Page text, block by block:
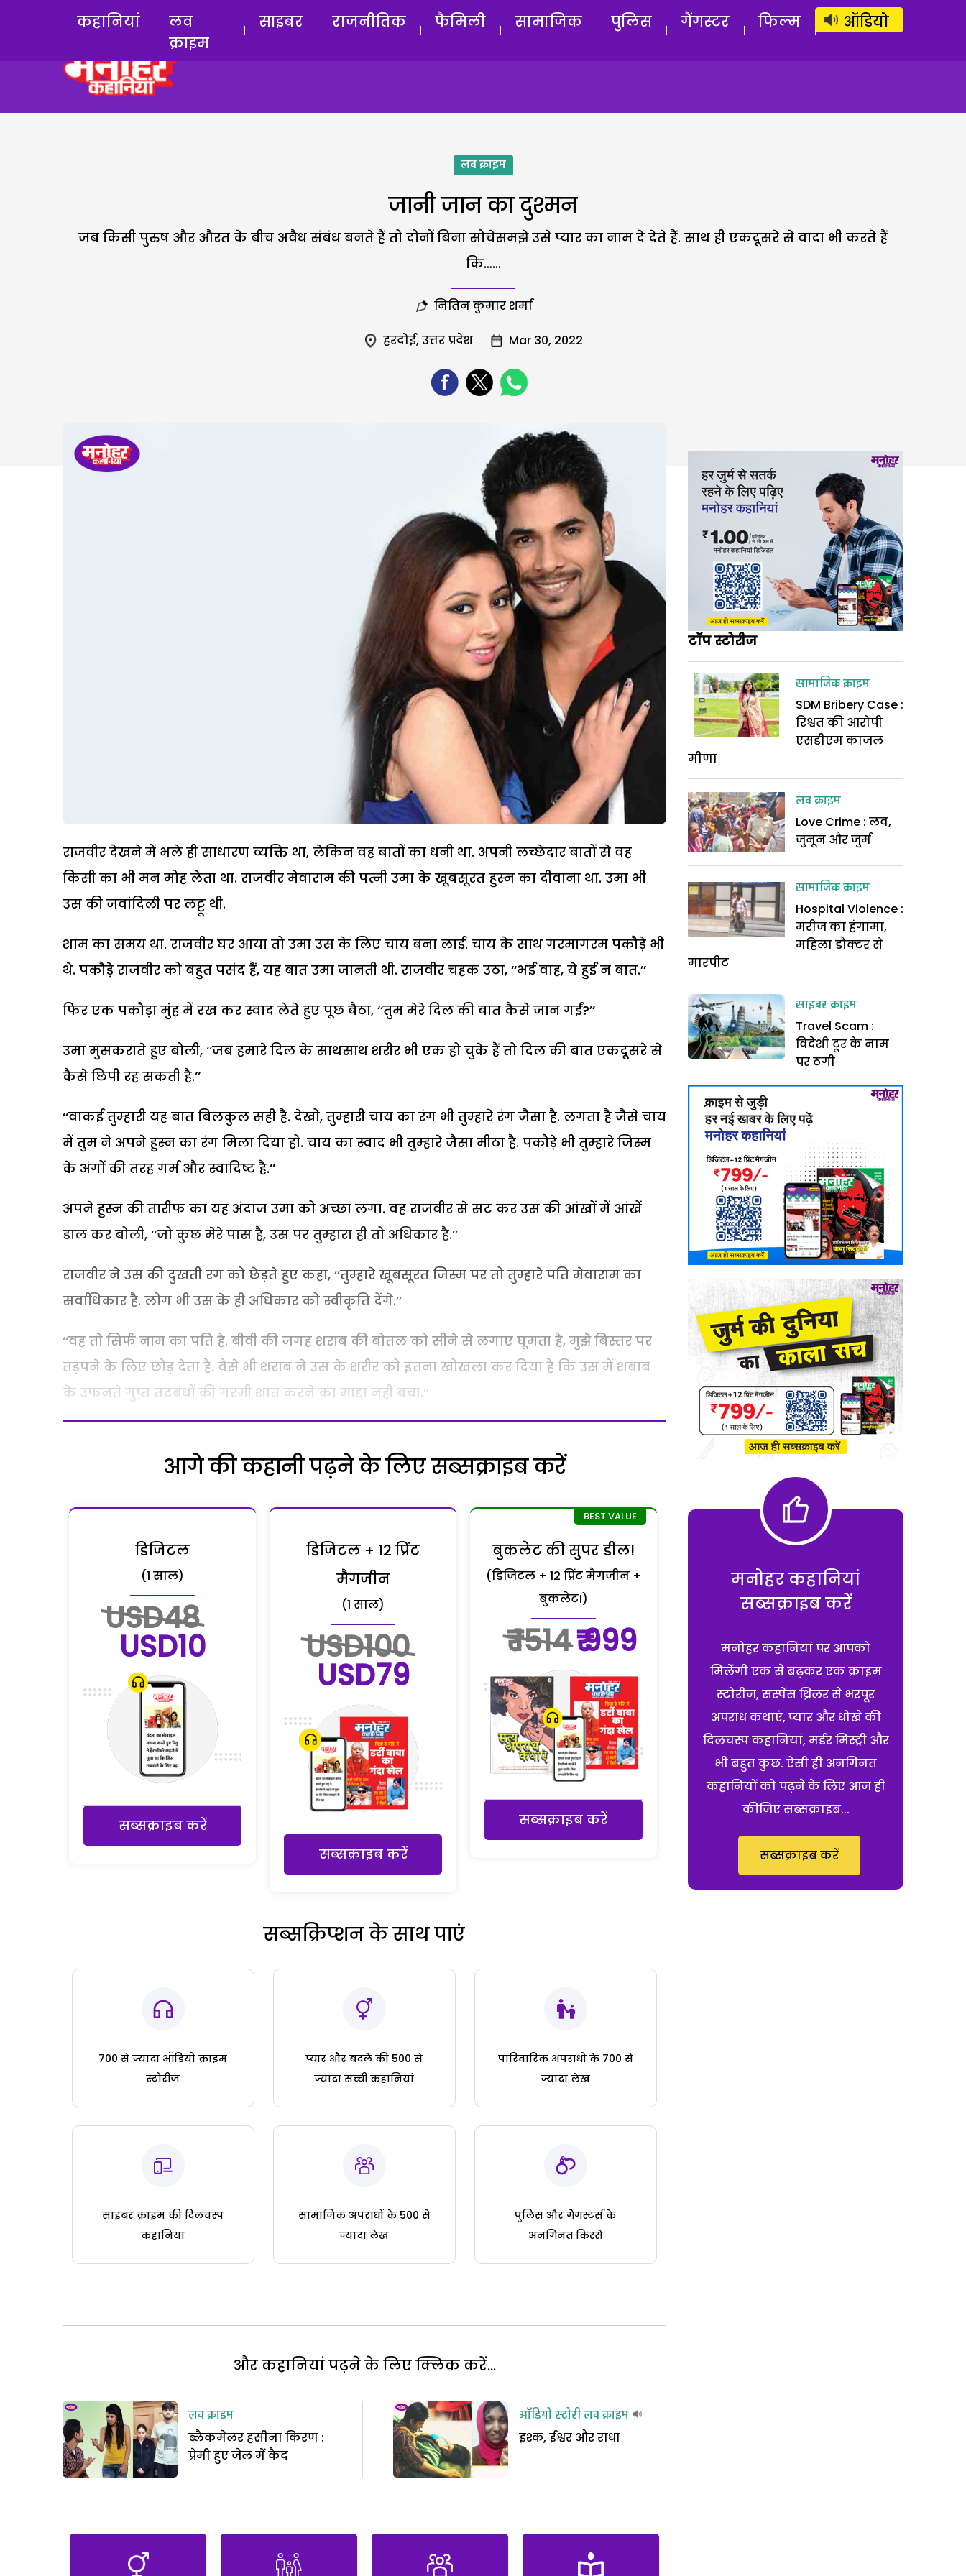
लॉग इन सब्सक्राइब करें
कहानियां
लव
क्राइम
साइबर राजनीतिक फैमिली सामाजिक पुलिस गैंगस्टर फिल्म ऑडियो
लव क्राइम
जानी जान का दुश्मन
जब किसी पुरुष और औरत के बीच अवैध संबंध बनते हैं तो दोनों बिना सोचेसमझे उसे प्यार का नाम दे देते हैं. साथ ही एकदूसरे से वादा भी करते हैं
कि……
नितिन कुमार शर्मा
हरदोई, उत्तर प्रदेश Mar 30, 2022
राजवीर देखने में भले ही साधारण व्यक्ति था, लेकिन वह बातों का धनी था. अपनी लच्छेदार बातों से वह
किसी का भी मन मोह लेता था. राजवीर मेवाराम की पत्नी उमा के खूबसूरत हुस्न का दीवाना था. उमा भी
उस की जवांदिली पर लट्टू थी.
शाम का समय था. राजवीर घर आया तो उमा उस के लिए चाय बना लाई. चाय के साथ गरमागरम पकौड़े भी
थे. पकौड़े राजवीर को बहुत पसंद हैं, यह बात उमा जानती थी. राजवीर चहक उठा, ‘‘भई वाह, ये हुई न बात.’’
फिर एक पकौड़ा मुंह में रख कर स्वाद लेते हुए पूछ बैठा, ‘‘तुम मेरे दिल की बात कैसे जान गईं?’’
उमा मुसकराते हुए बोली, ‘‘जब हमारे दिल के साथसाथ शरीर भी एक हो चुके हैं तो दिल की बात एकदूसरे से
कैसे छिपी रह सकती है.’’
‘‘वाकई तुम्हारी यह बात बिलकुल सही है. देखो, तुम्हारी चाय का रंग भी तुम्हारे रंग जैसा है. लगता है जैसे चाय
में तुम ने अपने हुस्न का रंग मिला दिया हो. चाय का स्वाद भी तुम्हारे जैसा मीठा है. पकौड़े भी तुम्हारे जिस्म
के अंगों की तरह गर्म और स्वादिष्ट है.’’
अपने हुस्न की तारीफ का यह अंदाज उमा को अच्छा लगा. वह राजवीर से सट कर उस की आंखों में आंखें
डाल कर बोली, ‘‘जो कुछ मेरे पास है, उस पर तुम्हारा ही तो अधिकार है.’’
राजवीर ने उस की दुखती रग को छेड़ते हुए कहा, ‘‘तुम्हारे खूबसूरत जिस्म पर तो तुम्हारे पति मेवाराम का
सर्वाधिकार है. लोग भी उस के ही अधिकार को स्वीकृति देंगे.’’
‘‘वह तो सिर्फ नाम का पति है. बीवी की जगह शराब की बोतल को सीने से लगाए घूमता है, मुझे बिस्तर पर
तड़पने के लिए छोड़ देता है. वैसे भी शराब ने उस के शरीर को इतना खोखला कर दिया है कि उस में शबाब
के उफनते गुप्त तटबंधों की गरमी शांत करने का माद्दा नहीं बचा.’’
आगे की कहानी पढ़ने के लिए सब्सक्राइब करें
डिजिटल
(1 साल)
USD48
USD10
सब्सक्राइब करें
डिजिटल + 12 प्रिंट
मैगजीन
(1 साल)
USD100
USD79
सब्सक्राइब करें
बुकलेट की सुपर डील!
(डिजिटल + 12 प्रिंट मैगजीन +
बुकलेट!)
₹ 1514₹ 999
सब्सक्राइब करें
सब्सक्रिप्शन के साथ पाएं
700 से ज्यादा ऑडियो क्राइम
स्टोरीज
प्यार और बदले की 500 से
ज्यादा सच्ची कहानियां
पारिवारिक अपराधों के 700 से
ज्यादा लेख
साइबर क्राइम की दिलचस्प
कहानियां
सामाजिक अपराधों के 500 से
ज्यादा लेख
पुलिस और गैंगस्टर्स के
अनगिनत किस्से
और कहानियां पढ़ने के लिए क्लिक करें...
लव क्राइम
ब्लैकमेलर हसीना किरण :
प्रेमी हुए जेल में कैद
ऑडियो स्टोरीलव क्राइम
इश्क, ईश्वर और राधा
टॉप स्टोरीज
सामाजिक क्राइम
SDM Bribery Case :
रिश्वत की आरोपी
एसडीएम काजल
मीणा
लव क्राइम
Love Crime : लव,
जुनून और जुर्म
सामाजिक क्राइम
Hospital Violence :
मरीज का हंगामा,
महिला डौक्टर से
मारपीट
साइबर क्राइम
Travel Scam :
विदेशी टूर के नाम
पर ठगी
मनोहर कहानियां
सब्सक्राइब करें
मनोहर कहानियां पर आपको
मिलेंगी एक से बढ़कर एक क्राइम
स्टोरीज, सस्पेंस थ्रिलर से भरपूर
अपराध कथाएं, प्यार और धोखे की
दिलचस्प कहानियां, मर्डर मिस्ट्री और
भी बहुत कुछ. ऐसी ही अनगिनत
कहानियों को पढ़ने के लिए आज ही
कीजिए सब्सक्राइब...
सब्सक्राइब करें